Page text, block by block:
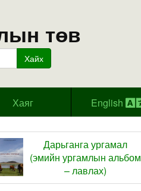
төв
Хайх
Хаяг English
Дарьганга ургамал
(эмийн ургамлын альбом
– лавлах)